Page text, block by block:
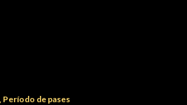
Período de pases